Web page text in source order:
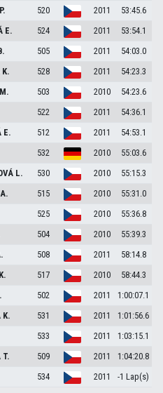
P. 520 2011
53:45.6
E. 524 2011
53:54.1
505 2011
54:03.0
K. 528 2011
54:23.3
M. 503 2010
54:23.6
522 2011
54:36.1
E. 512 2011
54:53.1
532 2010
55:03.6
L. 530 2010
55:15.3
A. 515 2010
55:31.0
525 2010
55:36.8
504 2010
55:39.3
508 2011
58:14.8
K. 517 2010
58:44.3
502 2011
1:00:07.1
K. 531 2011
1:01:56.6
533 2011
1:03:15.1
T. 509 2011
1:04:20.8
534 2011 -1 Lap(s)